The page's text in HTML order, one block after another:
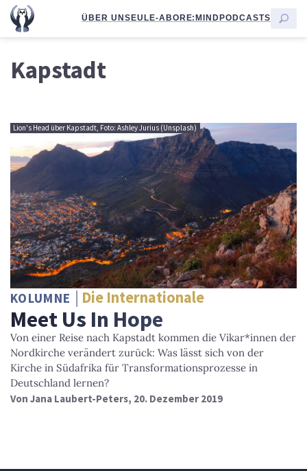
ÜBER UNSEULE-ABORE:MINDPODCASTS
Kapstadt
Lion's Head über Kapstadt, Foto: Ashley Jurius (Unsplash)
KOLUMNE Die Internationale
Meet Us In Hope
Von einer Reise nach Kapstadt kommen die Vikar*innen der
Nordkirche verändert zurück: Was lässt sich von der
Kirche in Südafrika für Transformationsprozesse in
Deutschland lernen?
Von Jana Laubert-Peters, 20. Dezember 2019